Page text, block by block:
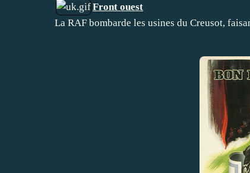
Front ouest
La RAF bombarde les usines du Creusot,